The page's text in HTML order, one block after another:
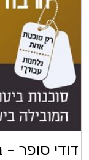
דודי סופר -